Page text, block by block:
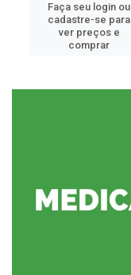
Faça seu login ou
cadastre-se para
ver preços e
comprar